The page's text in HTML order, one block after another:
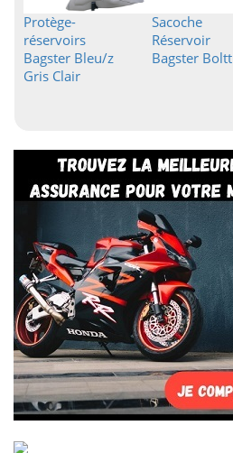
Protège-
réservoirs
Bagster Bleu/z
Gris Clair
Sacoche
Réservoir
Bagster Boltt